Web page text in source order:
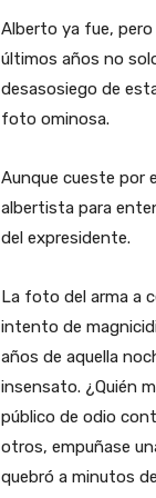
Alberto ya fue,
últimos años no
desasosiego de
foto ominosa.
Aunque cueste por
albertista para
del expresidente.
La foto del arma a
intento de
años de aquella
insensato. ¿Quién
público de odio
otros, empuñase
quebró a minutos